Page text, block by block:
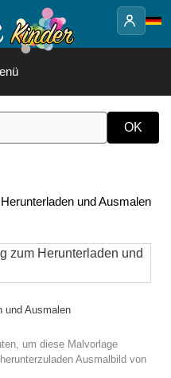
und Ausmalen
und Ausmalen
um diese Malvorlage
Ausmalbild von